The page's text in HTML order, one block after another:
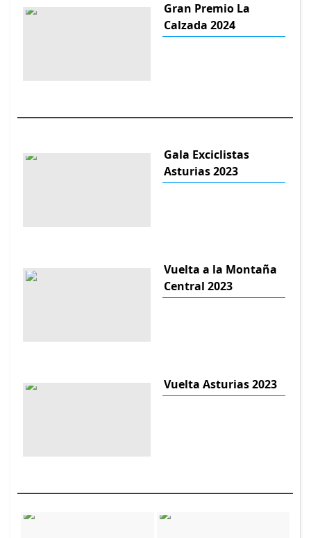
Gran Premio La
Calzada 2024
Gala Exciclistas
Asturias 2023
Vuelta a la Montaña
Central 2023
Vuelta Asturias 2023